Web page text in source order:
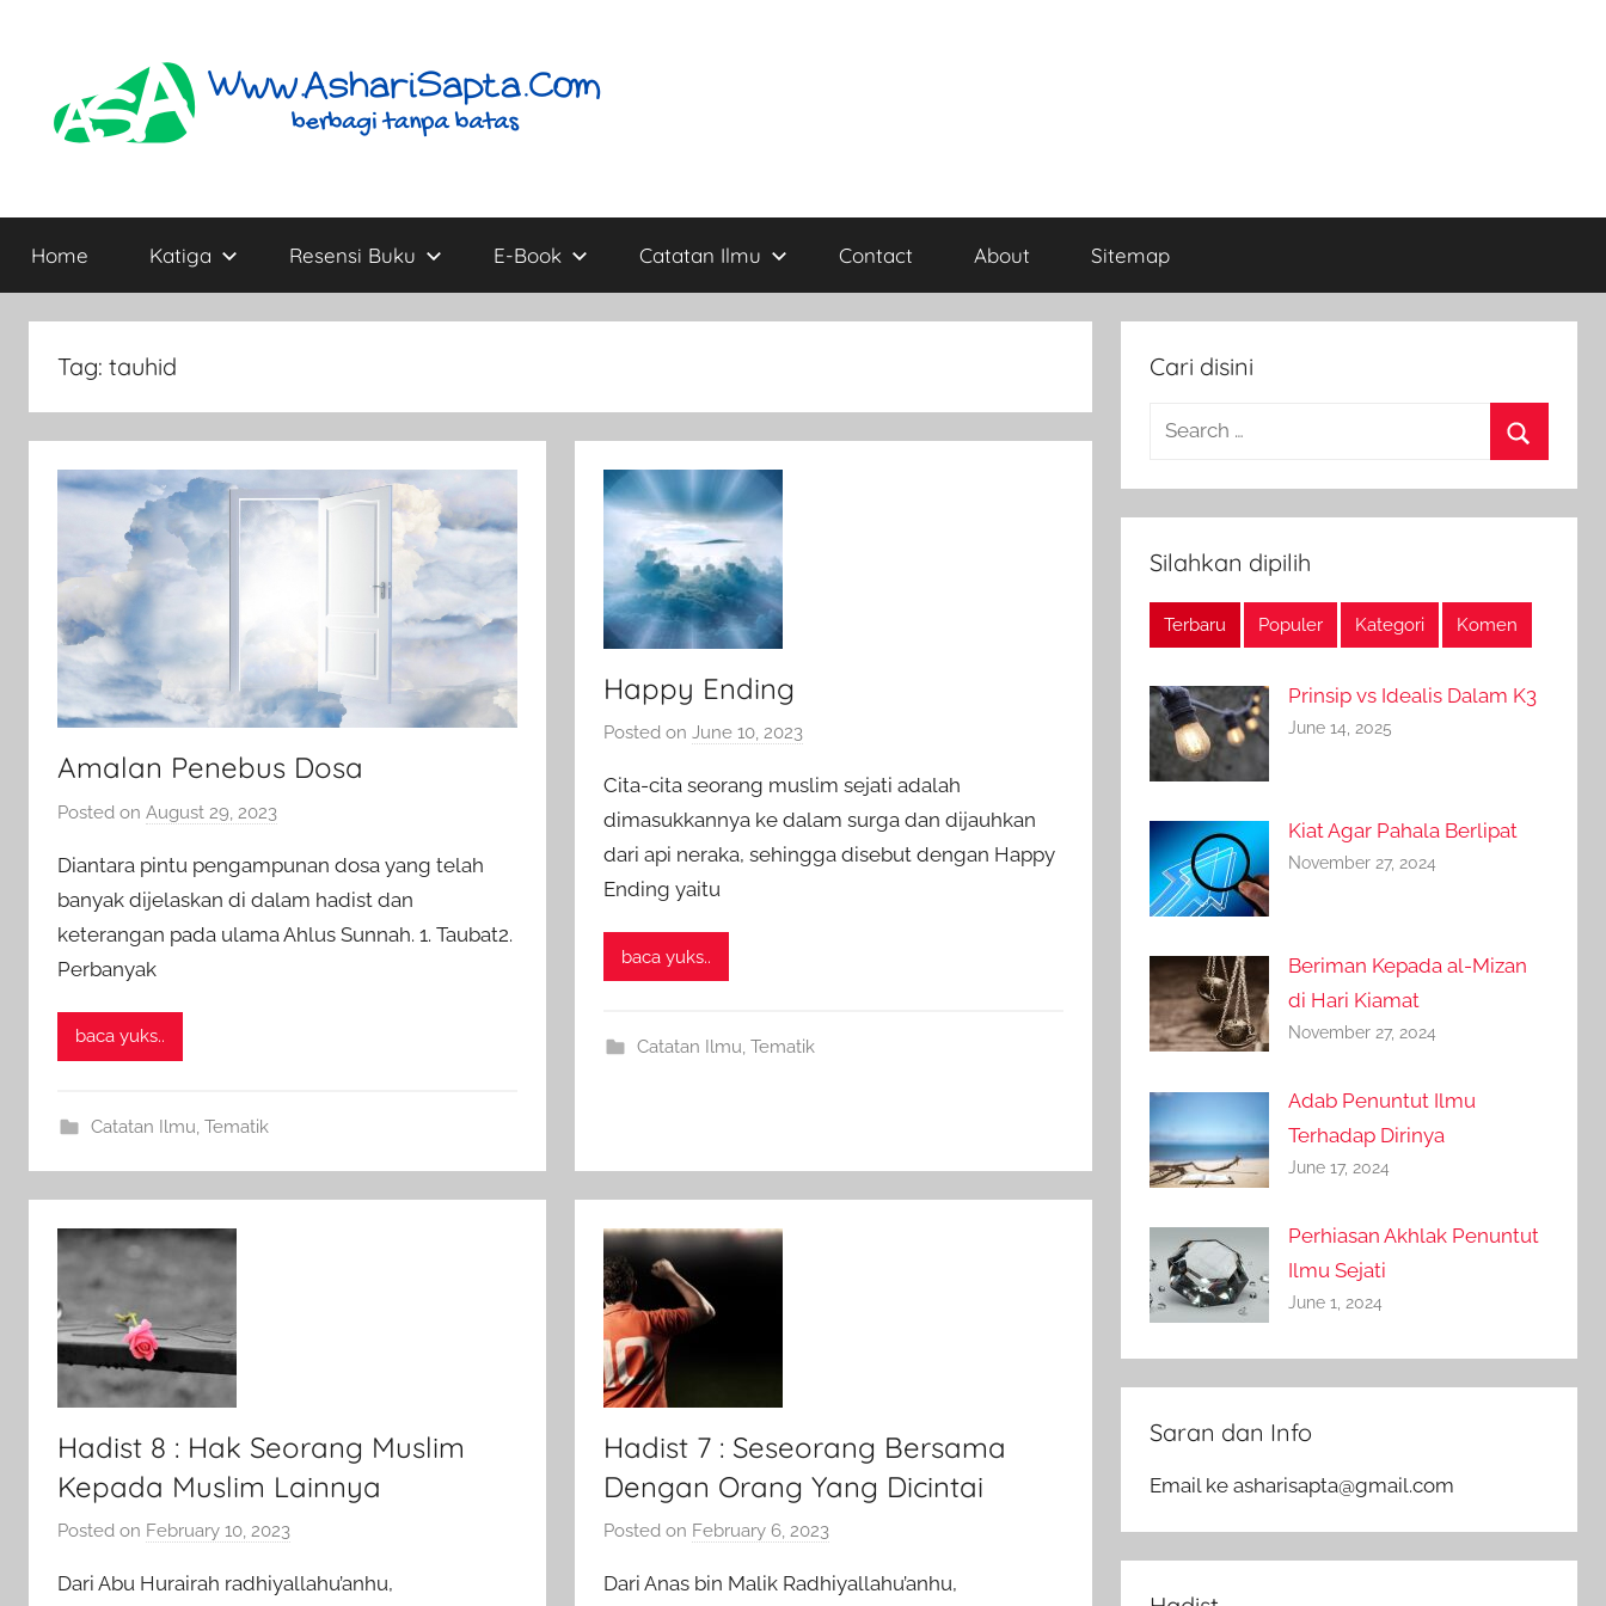
AshariSapta.Com
Tanpa
Batas
Home Katiga Resensi Buku E-Book Catatan Ilmu Contact About Sitemap
Tag: tauhid
Amalan Penebus Dosa
Posted on August 29, 2023
a
d
m
Diantara pintu pengampunan dosa yang telah
banyak dijelaskan di dalam hadist dan
keterangan pada ulama Ahlus Sunnah. 1. Taubat2.
Perbanyak
baca yuks..
Catatan Ilmu, Tematik
Happy Ending
Posted onJune 10, 2023
a
d
m
Cita-cita seorang muslim sejati adalah
dimasukkannya ke dalam surga dan dijauhkan
dari api neraka, sehingga disebut dengan Happy
Ending yaitu
baca yuks..
Catatan Ilmu, Tematik
Hadist 8 : Hak Seorang Muslim
Kepada Muslim Lainnya
Posted on February 10, 2023
a
Dari Abu Hurairah radhiyallahu’anhu,
Hadist 7 : Seseorang Bersama
Dengan Orang Yang Dicintai
Posted on February 6, 2023
a
Dari Anas bin Malik Radhiyallahu’anhu,
Cari disini
Search
Silahkan dipilih
Terbaru Populer Kategori Komen
Prinsip vs Idealis Dalam K3
June 14, 2025
Kiat Agar Pahala Berlipat
November 27, 2024
Beriman Kepada al-Mizan
di Hari Kiamat
November 27, 2024
Adab Penuntut Ilmu
Terhadap Dirinya
June 17, 2024
Perhiasan Akhlak Penuntut
Ilmu Sejati
June 1, 2024
Saran dan Info
Email ke asharisapta@gmail.com